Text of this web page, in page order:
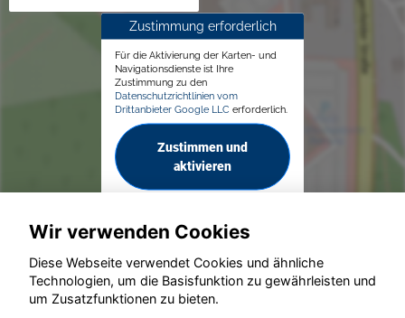
Zustimmung erforderlich
Für die Aktivierung der Karten- und
Navigationsdienste ist Ihre
Zustimmung zu den
Datenschutzrichtlinien vom
Drittanbieter Google LLC erforderlich.
Zustimmen und
aktivieren
© konjunkturmotor.de GmbH 2020 - 2026
Wir verwenden Cookies
Diese Webseite verwendet Cookies und ähnliche
Technologien, um die Basisfunktion zu gewährleisten und
um Zusatzfunktionen zu bieten.